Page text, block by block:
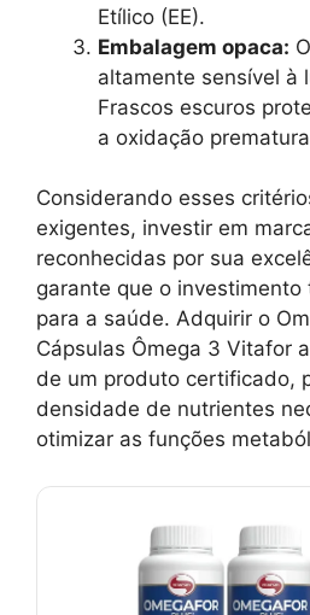
Etílico (EE).
Embalagem opaca:
altamente sensível à
Frascos escuros
a oxidação
Considerando esses
exigentes, investir em
reconhecidas por sua
garante que o investimento
para a saúde. Adquirir o
Cápsulas Ômega 3 Vitafor
de um produto certificado,
densidade de nutrientes
otimizar as funções